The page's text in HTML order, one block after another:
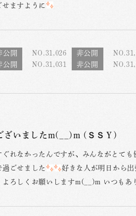
せますように
NO.31,026
NO.31,031
ざいましたm(__)m (ＳＳＹ)
ぐれなかったんですが、みんながとても
過ごせました
好きな人が明日から
よろしくお願いしますm(__)m いつもあ